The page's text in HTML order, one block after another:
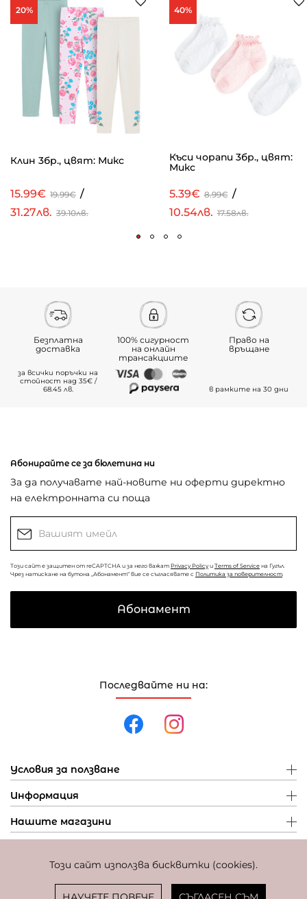
Този сайт използва бисквитки (cookies).
20%
Клин 3бр., цвят: Микс
15.99€ 19.99€ /
31.27лв. 39.10лв.
40%
Къси чорапи 3бр., цвят:
Микс
5.39€ 8.99€ /
10.54лв. 17.58лв.
Безплатна
доставка
за всички поръчки на
стойност над 35€ /
68.45 лв.
100% сигурност
на онлайн
трансакциите
Право на
връщане
в рамките на 30 дни
Последвайте ни на:
Условия за ползване
Информация
Нашите магазини
Абонирайте се за бюлетина ни
За да получавате най-новите ни оферти директно
на електронната си поща
Този сайт е защитен от reCAPTCHA и за него важат Privacy Policy и Terms of Service на Гугъл.
Чрез натискане на бутона „Абонамент“ вие се съгласявате с Политика за поверителност
Абонамент
Фиксиран курс за превалутиране: 1 EUR = 1,95583 BGN